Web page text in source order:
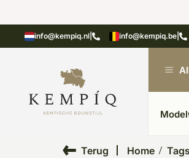
info@kempiq.nl info@kempiq.be
in Kesteren Unieke
Terug Home Tags